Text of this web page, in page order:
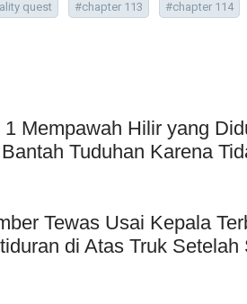
quest #chapter 113
#chapter 114
Mempawah Hilir yang
Tuduhan Karena
Tewas Usai Kepala
di Atas Truk Setelah